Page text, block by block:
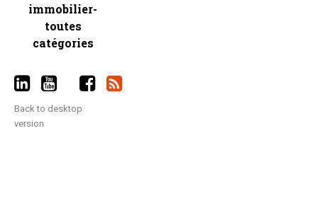
immobilier-
toutes
catégories
Back to desktop
version